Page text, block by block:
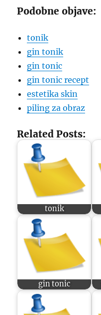
Podobne objave:
tonik
gin tonik
gin tonic
gin tonic recept
estetika skin
piling za obraz
Related Posts:
tonik
gin tonic